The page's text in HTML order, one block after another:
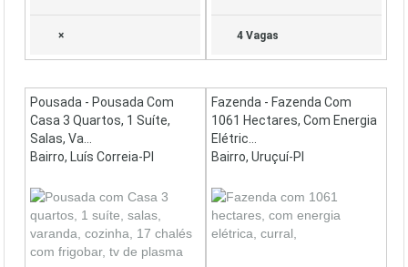
× 4 Vagas
Pousada - Pousada Com
Casa 3 Quartos, 1 Suíte,
Salas, Va...
Bairro, Luís Correia-PI
Fazenda - Fazenda Com
1061 Hectares, Com Energia
Elétric...
Bairro, Uruçuí-PI